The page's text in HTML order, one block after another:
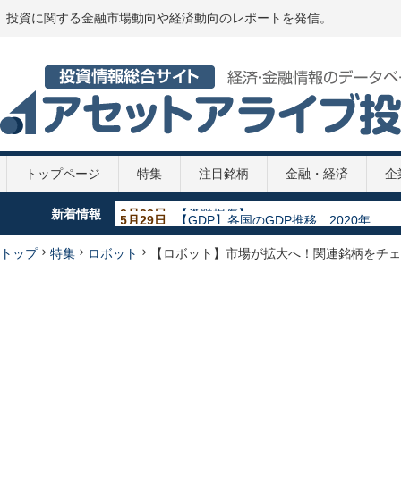
投資に関する金融市場動向や経済動向のレポートを発信。
トップページ 特集 注目銘柄 金融・経済 企
新着情報 5月29日
【GDP】各国のGDP推移 2020年
5月29日
【政策金利推移】2020年
5月29日
【新型コロナ】第2次補正予算案
トップ 特集 ロボット 【ロボット】市場が拡大へ！関連銘柄をチ